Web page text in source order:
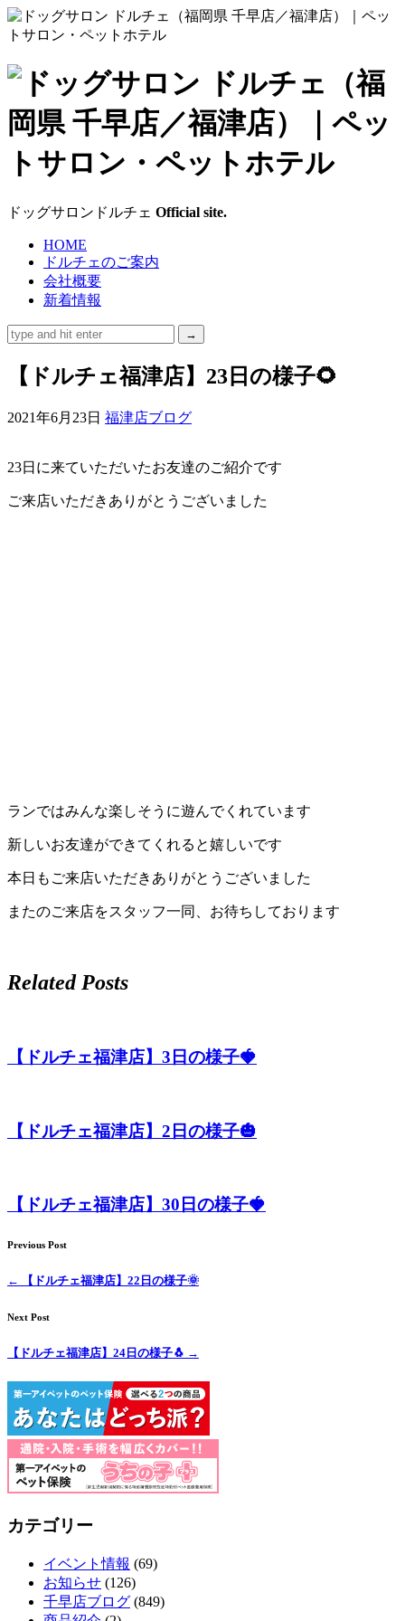
ド
ッ
グ
サ
ロ
ン
ド
ル
（福
津
店）
｜
ペ
ト
ン・
ッ
ト
ホ
テ
ル
ドッグサロンドルチェ Official site.
HOME
ドルチェのご案内
会社概要
新着情報
【ドルチェ福津店】23日の様子🌻
2021年6月23日 福津店ブログ
23日に来ていただいたお友達のご紹介です
ご来店いただきありがとうございました
ランではみんな楽しそうに遊んでくれています
新しいお友達ができてくれると嬉しいです
本日もご来店いただきありがとうございました
またのご来店をスタッフ一同、お待ちしております
Related Posts
【ドルチェ福津店】3日の様子🍓
【ドルチェ福津店】2日の様子🎃
【ドルチェ福津店】30日の様子🍓
Previous Post
← 【ドルチェ福津店】22日の様子🌞
Next Post
【ドルチェ福津店】24日の様子🐧 →
カテゴリー
イベント情報 (69)
お知らせ (126)
千早店ブログ (849)